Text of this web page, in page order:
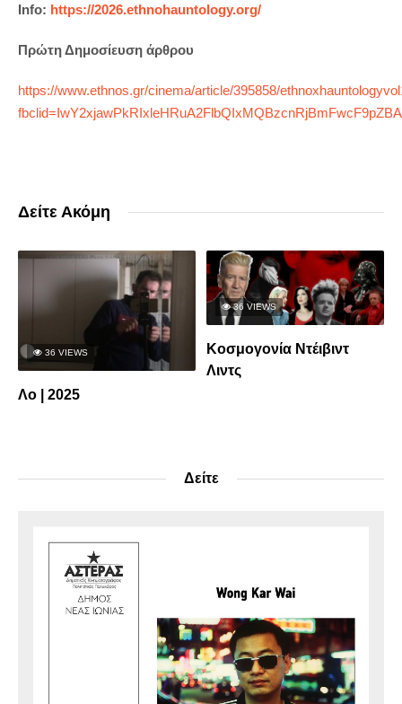
Info: https://2026.ethnohauntology.org/
Πρώτη Δημοσίευση άρθρου
https://www.ethnos.gr/cinema/article/395858/
Δείτε Ακόμη
36 VIEWS
Λο | 2025
36 VIEWS
Κοσμογονία Ντέιβιντ
Λιντς
Δείτε